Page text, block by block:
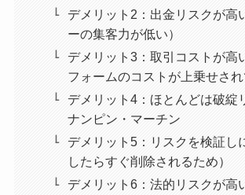
デメリット2：出金リスクが高
ーの集客力が低い）
デメリット3：取引コストが高
フォームのコストが上乗せされ
デメリット4：ほとんどは破綻
ナンピン・マーチン
デメリット5：リスクを検証し
したらすぐ削除されるため）
デメリット6：法的リスクが高